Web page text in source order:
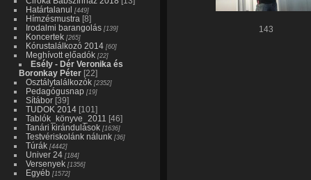
Határtalanul [449]
Hímzésmustra [8]
Irodalmi barangolás [139]
Koncertek [265]
Kórustalálkozó 2014 [60]
Meghívott előadók [22]
Esély - Dér Veronika és
Boronkay Péter [22]
Osztálytalálkozók [2352]
Pedagógusnap [19]
Sítábor [39]
TUDOK 2014 [101]
Tablók_könyve_2011 [46]
Tanári kirándulások [1636]
Testvériskolánk nálunk [36]
Túrák [4442]
Univer 24 [184]
Versenyek [1356]
Egyéb [1572]
143